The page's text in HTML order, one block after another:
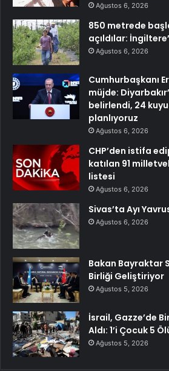
Ağustos 6, 2026
850 metrede
açıldılar:
Ağustos 6, 2026
Cumhurbaşkanı
müjde:
belirlendi, 24
planlıyoruz
Ağustos 6, 2026
CHP’den istifa
katılan 91
listesi
Ağustos 6, 2026
Sivas’ta Ayı
Ağustos 6, 2026
Bakan Bayraktar
Birliği Geliştiriyor
Ağustos 5, 2026
İsrail, Gazze’de
Aldı: 1’i Çocuk 5
Ağustos 5, 2026